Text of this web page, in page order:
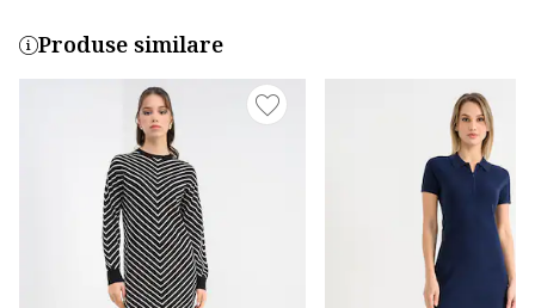
Produse similare